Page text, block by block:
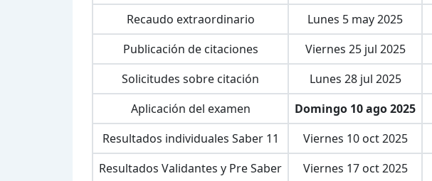
Recaudo extraordinario
Lunes 5 may 2025
Publicación de citaciones
Viernes 25 jul 2025
Solicitudes sobre citación
Lunes 28 jul 2025
Aplicación del examen
Domingo 10 ago 2025
Resultados individuales Saber 11
Viernes 10 oct 2025
Resultados Validantes y Pre Saber
Viernes 17 oct 2025